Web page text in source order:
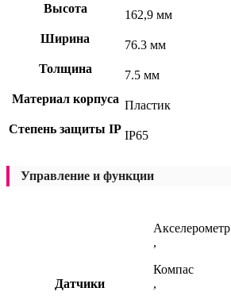
Высота
162,9 мм
Ширина
76.3 мм
Толщина
7.5 мм
Материал корпуса Пластик
Степень защиты IP IP65
Управление и функции
Датчики
Акселерометр
,
Компас
,